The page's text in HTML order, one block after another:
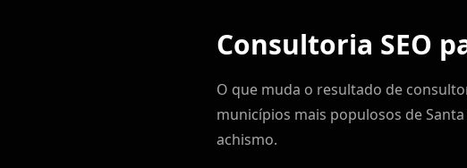
Consultoria SEO
O que muda o resultado de
municípios mais populosos de
achismo.